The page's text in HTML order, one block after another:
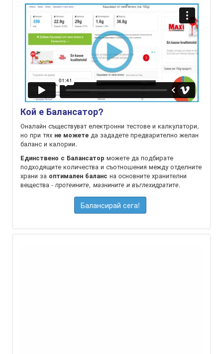
Кой е Балансатор?
Оналайн съществуват електронни тестове и калкулатори,
но при тях не можете да зададете предварително желан
баланс и калории.
Единствено с Балансатор можете да подбирате
подходящите количества и съотношения между отделните
храни за оптимален баланс на oсновните хранителни
вещества - протеините, мазнините и въглехидратите.
Балансирай сега!